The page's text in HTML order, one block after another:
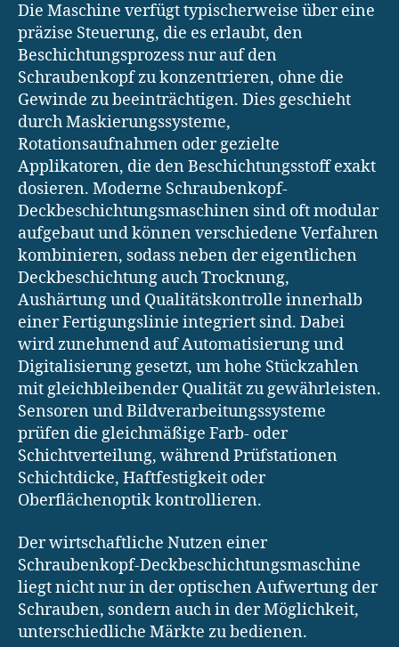
Die Maschine verfügt typischerweise über eine
präzise Steuerung, die es erlaubt, den
Beschichtungsprozess nur auf den
Schraubenkopf zu konzentrieren, ohne die
Gewinde zu beeinträchtigen. Dies geschieht
durch Maskierungssysteme,
Rotationsaufnahmen oder gezielte
Applikatoren, die den Beschichtungsstoff exakt
dosieren. Moderne Schraubenkopf-
Deckbeschichtungsmaschinen sind oft modular
aufgebaut und können verschiedene Verfahren
kombinieren, sodass neben der eigentlichen
Deckbeschichtung auch Trocknung,
Aushärtung und Qualitätskontrolle innerhalb
einer Fertigungslinie integriert sind. Dabei
wird zunehmend auf Automatisierung und
Digitalisierung gesetzt, um hohe Stückzahlen
mit gleichbleibender Qualität zu gewährleisten.
Sensoren und Bildverarbeitungssysteme
prüfen die gleichmäßige Farb- oder
Schichtverteilung, während Prüfstationen
Schichtdicke, Haftfestigkeit oder
Oberflächenoptik kontrollieren.
Der wirtschaftliche Nutzen einer
Schraubenkopf-Deckbeschichtungsmaschine
liegt nicht nur in der optischen Aufwertung der
Schrauben, sondern auch in der Möglichkeit,
unterschiedliche Märkte zu bedienen.